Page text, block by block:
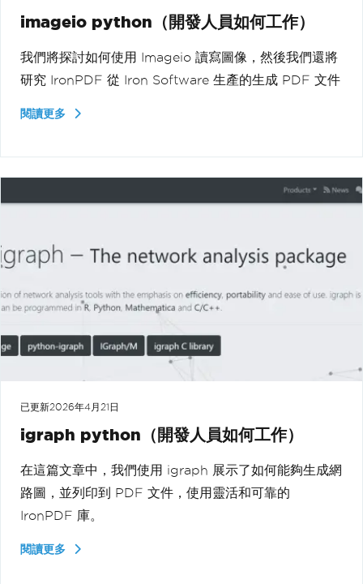
imageio python（開發人員如何工作）
我們將探討如何使用 Imageio 讀寫圖像，然後我們還將
研究 IronPDF 從 Iron Software 生產的生成 PDF 文件
閱讀更多
已更新2026年4月21日
igraph python（開發人員如何工作）
在這篇文章中，我們使用 igraph 展示了如何能夠生成網
路圖，並列印到 PDF 文件，使用靈活和可靠的
IronPDF 庫。
閱讀更多